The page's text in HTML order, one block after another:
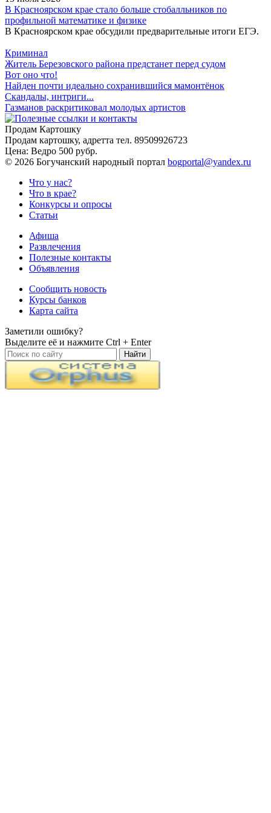
В Красноярском крае стало больше стобалльников по
профильной математике и физике
В Красноярском крае обсудили предварительные итоги ЕГЭ.
Криминал
Житель Березовского района предстанет перед судом
Вот оно что!
Найден почти идеально сохранившийся мамонтёнок
Скандалы, интриги...
Газманов раскритиковал молодых артистов
Продам Картошку
Продам картошку, адретта тел. 89509926723
Цена: Ведро 500 рубр.
© 2026 Богучанский народный портал bogportal@yandex.ru
Что у нас?
Что в крае?
Конкурсы и опросы
Статьи
Афиша
Развлечения
Полезные контакты
Объявления
Сообщить новость
Курсы банков
Карта сайта
Заметили ошибку?
Выделите её и нажмите Ctrl + Enter